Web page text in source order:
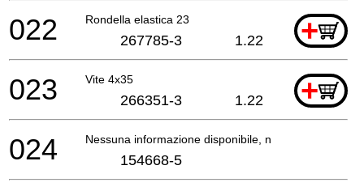
Rondella elastica 23 +
022 267785-3 1.22
Vite 4x35 +
023 266351-3 1.22
Nessuna informazione disponibile, non ordinabile
024 154668-5